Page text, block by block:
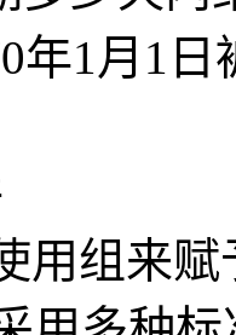
年1月1
用组来